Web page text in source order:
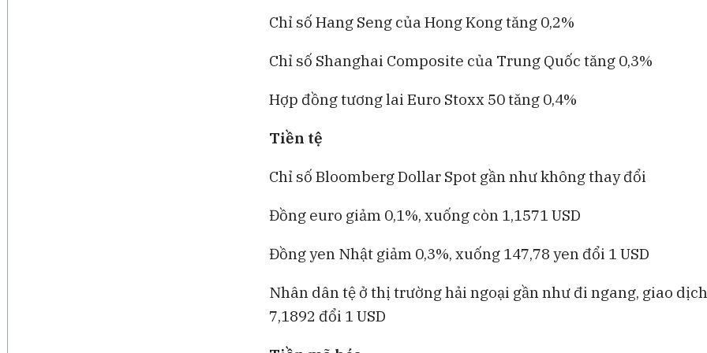
Chỉ số Hang Seng của Hong Kong tăng 0,2%
Chỉ số Shanghai Composite của Trung Quốc tăng 0,3%
Hợp đồng tương lai Euro Stoxx 50 tăng 0,4%
Tiền tệ
Chỉ số Bloomberg Dollar Spot gần như không thay đổi
Đồng euro giảm 0,1%, xuống còn 1,1571 USD
Đồng yen Nhật giảm 0,3%, xuống 147,78 yen đổi 1 USD
Nhân dân tệ ở thị trường hải ngoại gần như đi ngang, giao
7,1892 đổi 1 USD